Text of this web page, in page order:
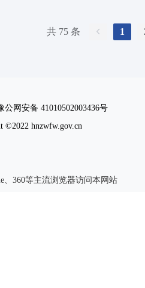
共 75 条 1
公网安备 41010502003436号
©2022 hnzwfw.gov.cn
、360等主流浏览器访问本网站